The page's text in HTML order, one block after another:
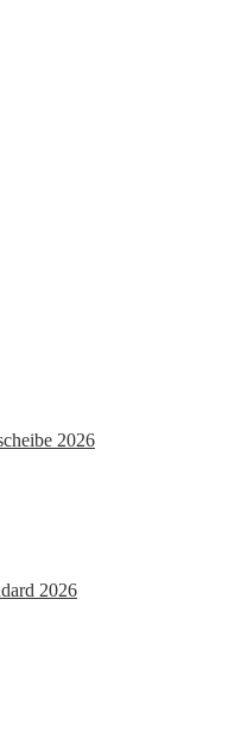
2026
2026